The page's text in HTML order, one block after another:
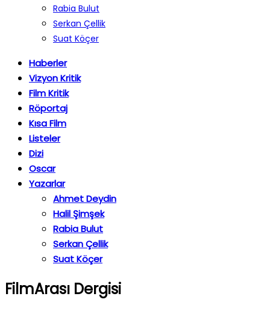
Rabia Bulut
Serkan Çellik
Suat Köçer
Haberler
Vizyon Kritik
Film Kritik
Röportaj
Kısa Film
Listeler
Dizi
Oscar
Yazarlar
Ahmet Deydin
Halil Şimşek
Rabia Bulut
Serkan Çellik
Suat Köçer
FilmArası Dergisi